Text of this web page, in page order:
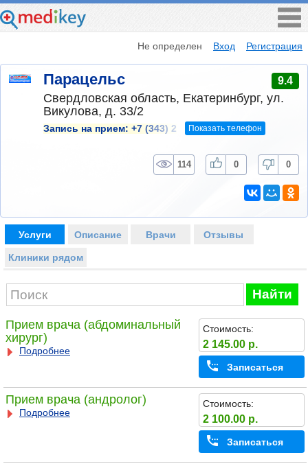
Не определен Вход Регистрация
Парацельс 9.4
Свердловская область, Екатеринбург, ул.
Викулова, д. 33/2
Запись на прием: +7 (343) 2 Показать телефон
114 0 0
Услуги Описание Врачи Отзывы
Клиники рядом
Найти
Прием врача (абдоминальный
хирург)
Подробнее
Стоимость:
2 145.00 р.
Записаться
Прием врача (андролог)
Подробнее
Стоимость:
2 100.00 р.
Записаться